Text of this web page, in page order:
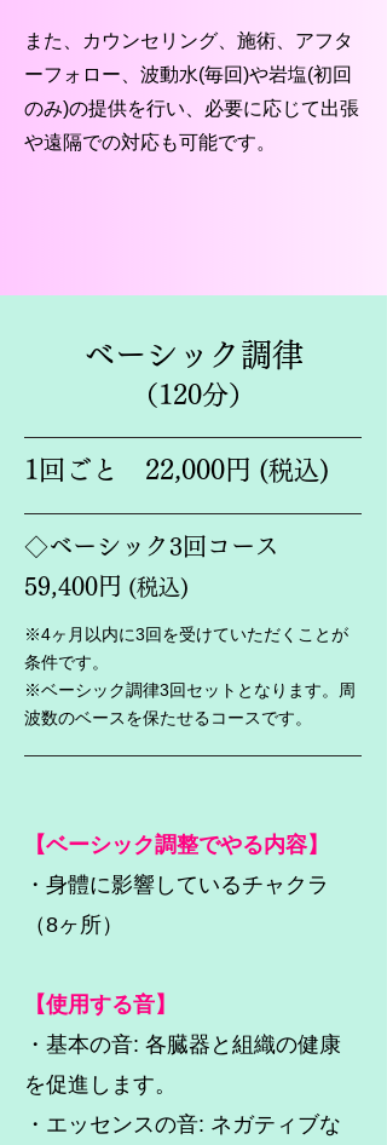
また、カウンセリング、施術、アフタ
ーフォロー、波動水(毎回)や岩塩(初回
のみ)の提供を行い、必要に応じて出張
や遠隔での対応も可能です。
ベーシック調律
（120分）
1回ごと 22,000円 (税込)
◇ベーシック3回コース
59,400円 (税込)
※4ヶ月以内に3回を受けていただくことが
条件です。
※ベーシック調律3回セットとなります。周
波数のベースを保たせるコースです。
【ベーシック調整でやる内容】
・身體に影響しているチャクラ
（8ヶ所）
【使用する音】
・基本の音: 各臓器と組織の健康
を促進します。
・エッセンスの音: ネガティブな